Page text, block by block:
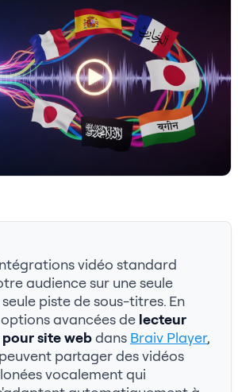
vidéo standard
audience sur une seule
piste de sous-titres. En
avancées de lecteur
site webdans Braiv Player,
partager des vidéos
vocalement qui